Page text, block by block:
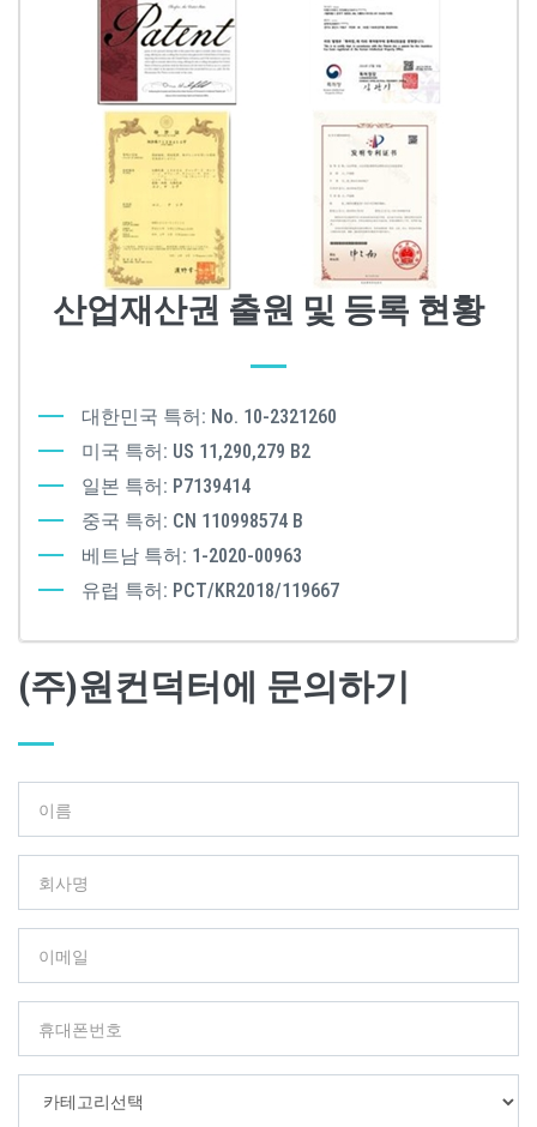
산업재산권 출원 및 등록 현황
대한민국 특허: No. 10-2321260
미국 특허: US 11,290,279 B2
일본 특허: P7139414
중국 특허: CN 110998574 B
베트남 특허: 1-2020-00963
유럽 특허: PCT/KR2018/119667
(주)원컨덕터에 문의하기